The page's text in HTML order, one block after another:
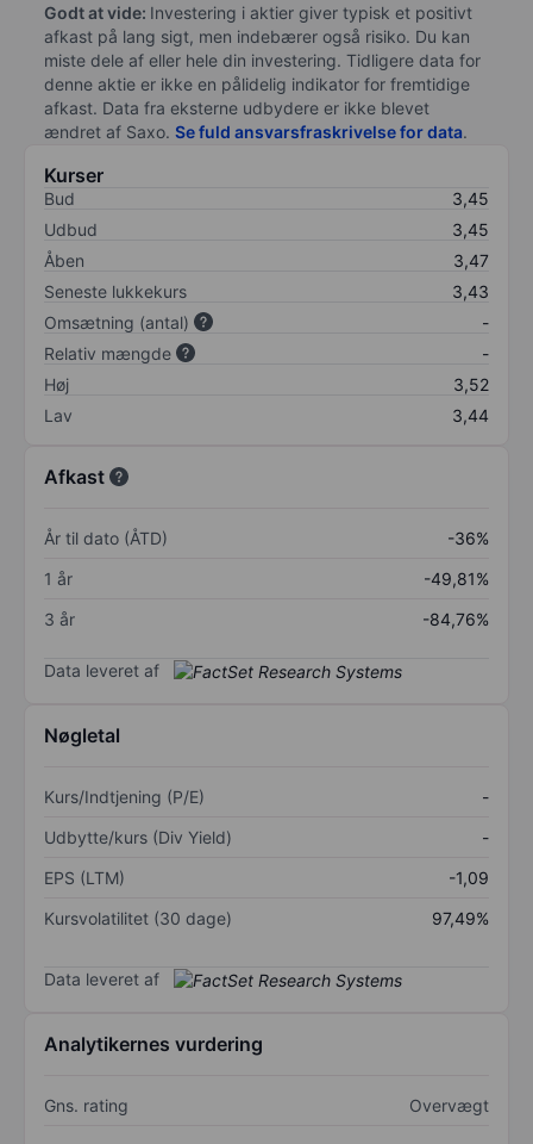
Godt at vide: Investering i aktier giver typisk et positivt
afkast på lang sigt, men indebærer også risiko. Du kan
miste dele af eller hele din investering. Tidligere data for
denne aktie er ikke en pålidelig indikator for fremtidige
afkast. Data fra eksterne udbydere er ikke blevet
ændret af Saxo. Se fuld ansvarsfraskrivelse for data.
Kurser
Bud
3,45
Udbud
3,45
Åben
3,47
Seneste lukkekurs
3,43
Omsætning (antal)
-
Relativ mængde
-
Høj
3,52
Lav
3,44
Afkast
År til dato (ÅTD)
-36%
1 år
-49,81%
3 år
-84,76%
Data leveret af
Nøgletal
Kurs/Indtjening (P/E)
-
Udbytte/kurs (Div Yield)
-
EPS (LTM)
-1,09
Kursvolatilitet (30 dage)
97,49%
Data leveret af
Analytikernes vurdering
Gns. rating Overvægt